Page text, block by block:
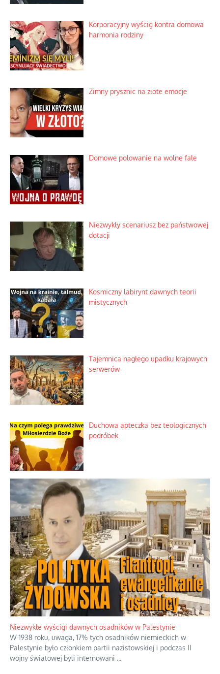
Korporacyjny wyścig kontra domowa
harmonia rodziny
Zimny prysznic na złote emocje
Domowe polowanie na wolne fale
Niezwykły scenariusz bez państwowej
dotacji
Kosmiczny labirynt dawnych teorii
mistycznych
Tajemnica nagłego upadku krajowych
serwerów
Duchowa apteczka bez teologicznych
podróbek
Niezwykłe wyścigi dawnych osadników w Palestynie
W 1938 roku, uwaga, 17% tych osadników niemieckich w
Palestynie było członkiem partii nazistowskiej i podczas II
wojny światowej byli internowani